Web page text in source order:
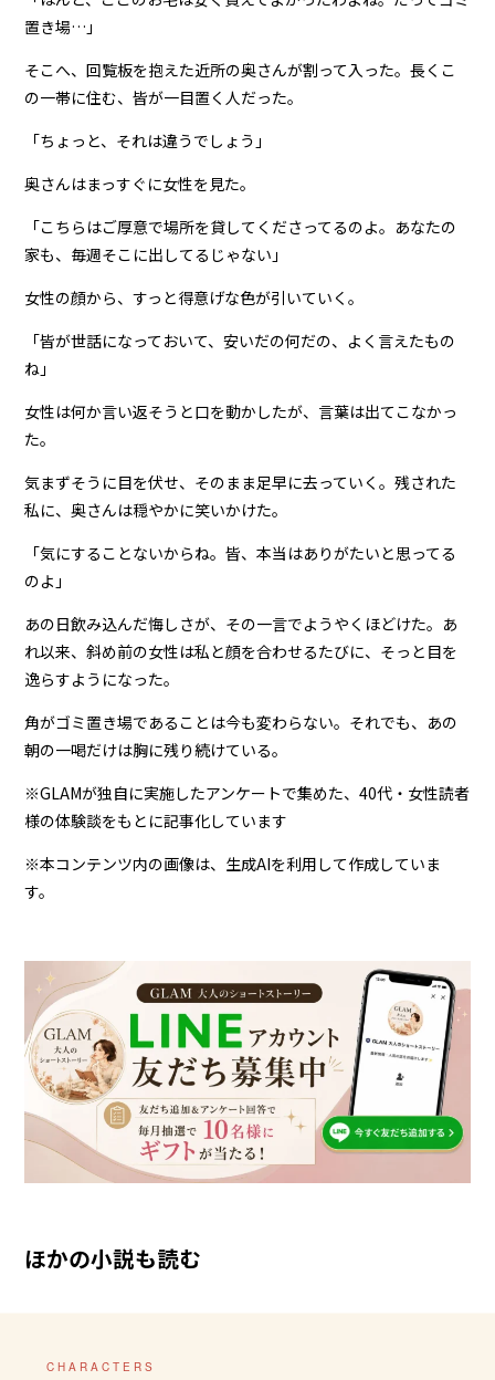
置き場…」
そこへ、回覧板を抱えた近所の奥さんが割って入った。長くこ
の一帯に住む、皆が一目置く人だった。
「ちょっと、それは違うでしょう」
奥さんはまっすぐに女性を見た。
「こちらはご厚意で場所を貸してくださってるのよ。あなたの
家も、毎週そこに出してるじゃない」
女性の顔から、すっと得意げな色が引いていく。
「皆が世話になっておいて、安いだの何だの、よく言えたもの
ね」
女性は何か言い返そうと口を動かしたが、言葉は出てこなかっ
た。
気まずそうに目を伏せ、そのまま足早に去っていく。残された
私に、奥さんは穏やかに笑いかけた。
「気にすることないからね。皆、本当はありがたいと思ってる
のよ」
あの日飲み込んだ悔しさが、その一言でようやくほどけた。あ
れ以来、斜め前の女性は私と顔を合わせるたびに、そっと目を
逸らすようになった。
角がゴミ置き場であることは今も変わらない。それでも、あの
朝の一喝だけは胸に残り続けている。
※GLAMが独自に実施したアンケートで集めた、40代・女性読者
様の体験談をもとに記事化しています
※本コンテンツ内の画像は、生成AIを利用して作成していま
す。
ほかの小説も読む
CHARACTERS